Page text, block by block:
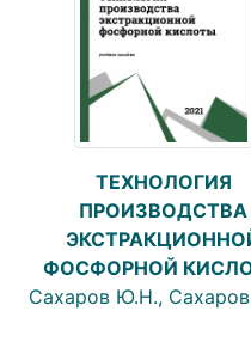
ТЕХНОЛОГИЯ
ПРОИЗВОДСТВА
ФОСФОРНОЙ
Сахаров Ю.Н.,